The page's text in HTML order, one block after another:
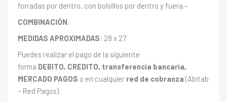
forradas por dentro, con bolsillos por dentro y fuera.-
COMBINACIÓN:
MEDIDAS APROXIMADAS: 28 x 27
Puedes realizar el pago de la siguiente
forma DEBITO, CREDITO, transferencia bancaria,
MERCADO PAGOS o en cualquier red de cobranza (Abitab
– Red Pagos).